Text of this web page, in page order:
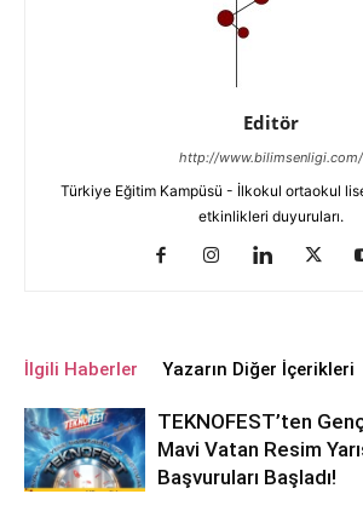
Editör
http://www.bilimsenligi.com/
Türkiye Eğitim Kampüsü - İlkokul ortaokul
etkinlikleri duyuruları.
İlgili Haberler Yazarın Diğer İçerikleri
TEKNOFEST’ten
Mavi Vatan Resim
Başvuruları Başladı!